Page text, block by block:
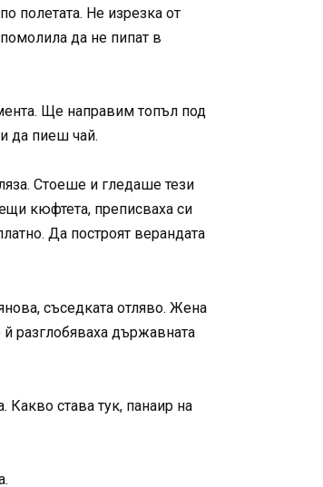
полетата. Не изрезка от
да не пипат в
Ще направим топъл под
да пиеш чай.
Стоеше и гледаше тези
кюфтета, преписваха си
Да построят верандата
съседката отляво. Жена
разглобяваха държавната
става тук, панаир на